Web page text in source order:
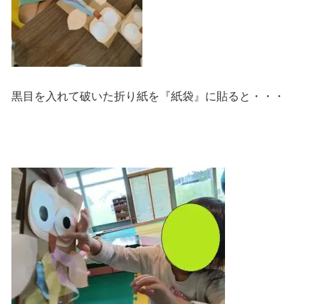
黒目を入れて破いた折り紙を『紙袋』に貼ると・・・